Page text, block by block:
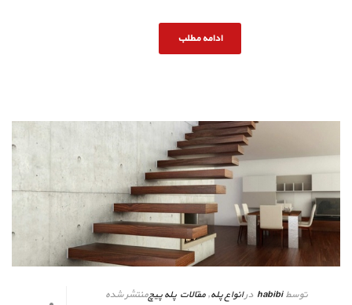
ادامه مطلب
توسط habibi درانواع پله,مقالات پله پیچمنتشر شده